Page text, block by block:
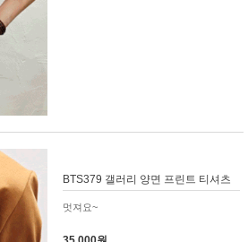
BTS379 갤러리 양면 프린트 티셔츠
멋져요~